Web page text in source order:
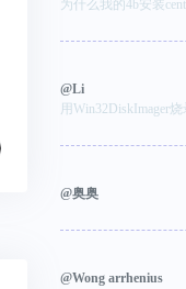
为什么我的4b安装
@Li
用Win32DiskImager
@奥奥
@Wong arrhenius